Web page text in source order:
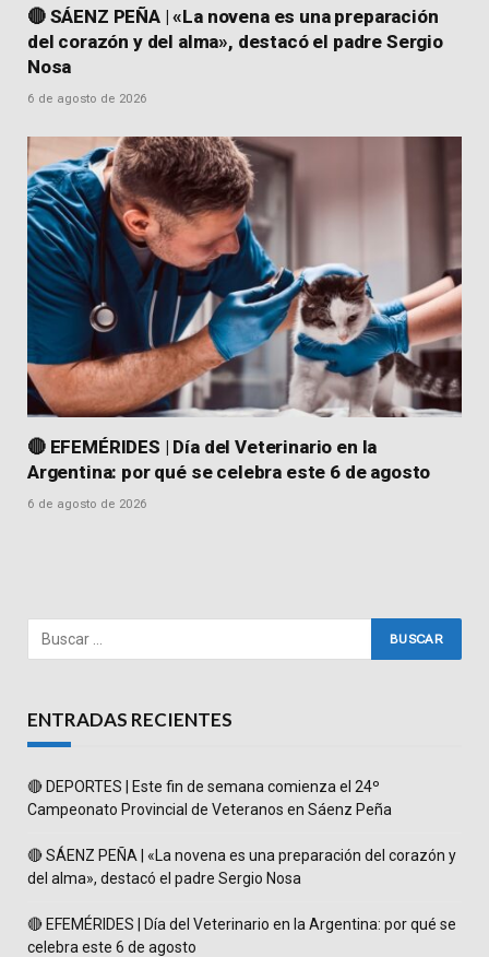
🔴 SÁENZ PEÑA | «La novena es una preparación
del corazón y del alma», destacó el padre Sergio
Nosa
6 de agosto de 2026
🔴 EFEMÉRIDES | Día del Veterinario en la
Argentina: por qué se celebra este 6 de agosto
6 de agosto de 2026
ENTRADAS RECIENTES
🔴 DEPORTES | Este fin de semana comienza el 24º
Campeonato Provincial de Veteranos en Sáenz Peña
🔴 SÁENZ PEÑA | «La novena es una preparación del corazón y
del alma», destacó el padre Sergio Nosa
🔴 EFEMÉRIDES | Día del Veterinario en la Argentina: por qué se
celebra este 6 de agosto